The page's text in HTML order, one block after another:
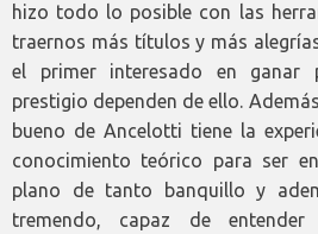
hizo todo lo posible con las
traernos más títulos y más
el primer interesado en ganar
prestigio dependen de ello.
bueno de Ancelotti tiene la
conocimiento teórico para ser
plano de tanto banquillo y
tremendo, capaz de